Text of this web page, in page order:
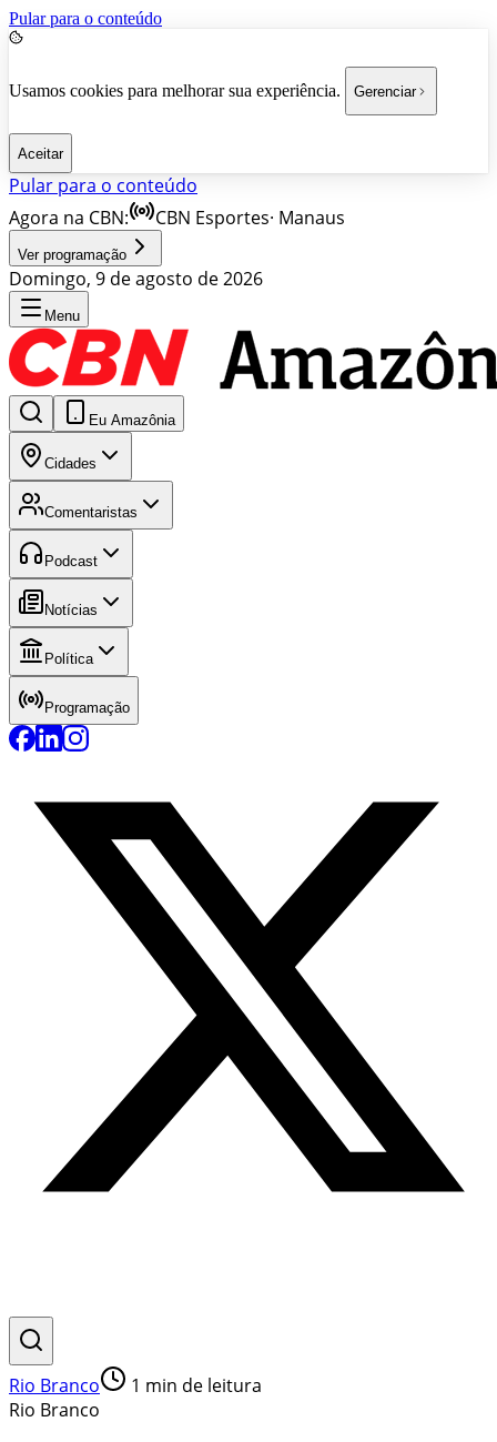
Pular para o conteúdo
Usamos cookies para melhorar sua experiência. Gerenciar
Aceitar
Pular para o conteúdo
Agora na CBN:
CBN Esportes· Manaus
Ver programação
Domingo, 9 de agosto de 2026
Menu
Eu Amazônia
Cidades
Comentaristas
Podcast
Notícias
Política
Programação
Rio Branco 1 min de leitura
Rio Branco